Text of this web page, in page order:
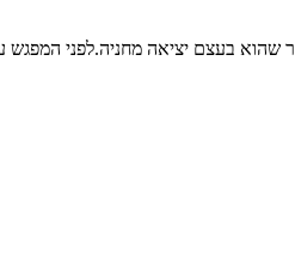
בעצם יציאה מחניה.לפני